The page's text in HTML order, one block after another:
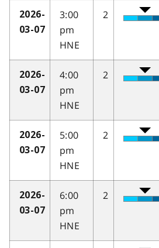
2026-
03-07
3:00
pm
HNE
2
2026-
03-07
4:00
pm
HNE
2
2026-
03-07
5:00
pm
HNE
2
2026-
03-07
6:00
pm
HNE
2